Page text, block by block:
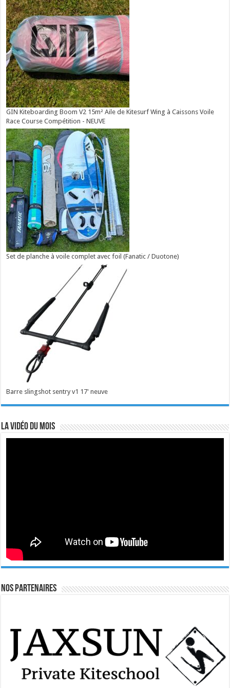
GIN Kiteboarding Boom V2 15m² Aile de Kitesurf Wing à Caissons Voile
Race Course Compétition - NEUVE
Set de planche à voile complet avec foil (Fanatic / Duotone)
Barre slingshot sentry v1 17' neuve
La vidéo du mois
Nos Partenaires